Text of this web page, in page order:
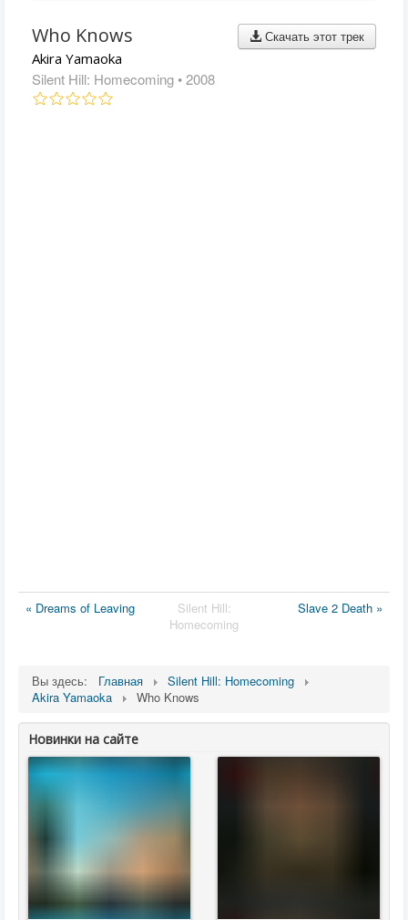
Скачать этот трек
Who Knows
Akira Yamaoka
Silent Hill: Homecoming • 2008
« Dreams of Leaving
Silent Hill:
Homecoming
Slave 2 Death »
Вы здесь: Главная
Silent Hill: Homecoming
Akira Yamaoka
Who Knows
Новинки на сайте